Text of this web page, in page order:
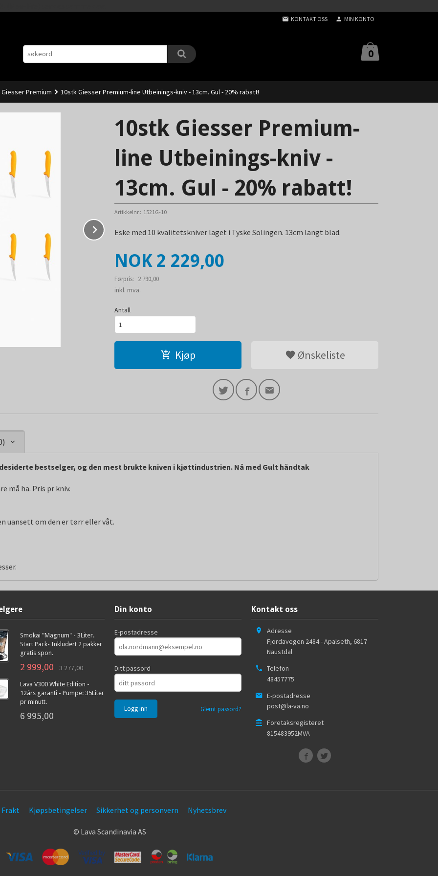
KONTAKT OSS MIN KONTO
0
Premium 10stk Giesser Premium-line Utbeinings-kniv - 13cm. Gul - 20% rabatt!
Next
10stk Giesser Premium-
line Utbeinings-kniv -
13cm. Gul - 20% rabatt!
Artikkelnr.: 1521G-10
Eske med 10 kvalitetskniver laget i Tyske Solingen. 13cm langt blad.
Tilbud
NOK 2 229,00
Førpris: 2 790,00
Rabatt
inkl. mva.
Antall
Kjøp Ønskeliste
bestselger, og den mest brukte kniven i kjøttindustrien. Nå med Gult håndtak
må ha. Pris pr kniv.
uansett om den er tørr eller våt.
Smokai "Magnum" - 3Liter.
Start Pack- Inkludert 2 pakker
gratis spon.
2 999,00 3 277,00
Lava V300 White Edition -
12års garanti - Pumpe: 35Liter
pr minutt.
6 995,00
Din konto
E-postadresse
Ditt passord
Glemt passord?
Kontakt oss
Adresse
Fjordavegen 2484 - Apalseth, 6817
Naustdal
Telefon
48457775
E-postadresse
post@la-va.no
Foretaksregisteret
815483952MVA
Frakt Kjøpsbetingelser Sikkerhet og personvern Nyhetsbrev
© Lava Scandinavia AS